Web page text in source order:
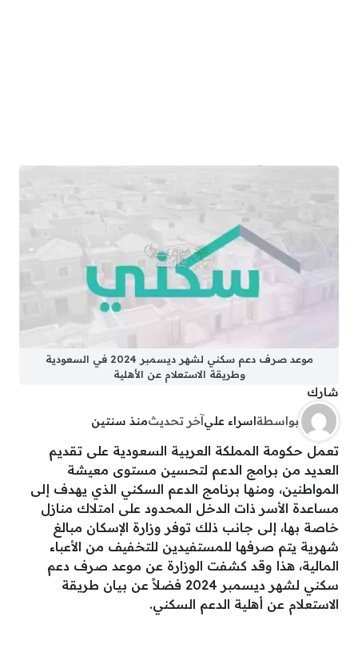
موعد صرف دعم سكني لشهر ديسمبر 2024 في السعودية
وطريقة الاستعلام عن الأهلية
شارك
بواسطةاسراء عليآخر تحديثمنذ سنتين
تعمل حكومة المملكة العربية السعودية على تقديم
العديد من برامج الدعم لتحسين مستوى معيشة
المواطنين، ومنها برنامج الدعم السكني الذي يهدف إلى
مساعدة الأسر ذات الدخل المحدود على امتلاك منازل
خاصة بها، إلى جانب ذلك توفر وزارة الإسكان مبالغ
شهرية يتم صرفها للمستفيدين للتخفيف من الأعباء
المالية، هذا وقد كشفت الوزارة عن موعد صرف دعم
سكني لشهر ديسمبر 2024 فضلاً عن بيان طريقة
الاستعلام عن أهلية الدعم السكني.